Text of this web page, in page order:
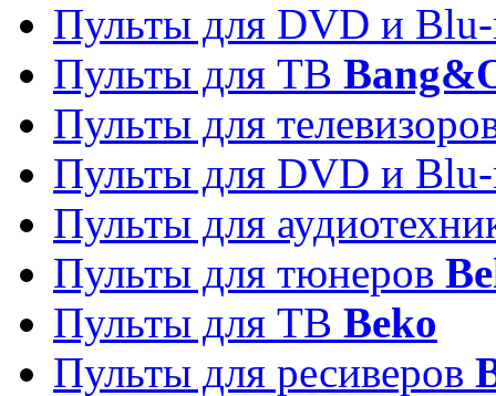
Пульты для DVD и
Пульты для ТВ
Пульты для
Пульты для DVD и
Пульты для
Пульты для тюнеров
Пульты для ТВ Beko
Пульты для ресиверов